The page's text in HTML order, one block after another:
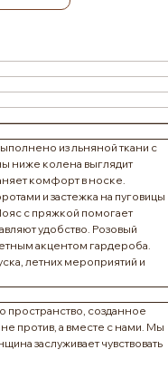
из льняной ткани с
ниже колена выглядит
комфорт в носке.
и застежка на пуговицы
с пряжкой помогает
удобство. Розовый
акцентом гардероба.
летних мероприятий и
созданное
против, а вместе с нами. Мы
заслуживает чувствовать